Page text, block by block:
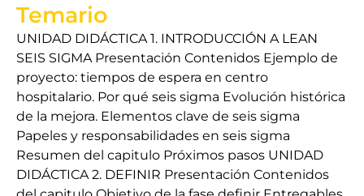
Temario
UNIDAD DIDÁCTICA 1. INTRODUCCIÓN A LEAN
SEIS SIGMA Presentación Contenidos Ejemplo de
proyecto: tiempos de espera en centro
hospitalario. Por qué seis sigma Evolución histórica
de la mejora. Elementos clave de seis sigma
Papeles y responsabilidades en seis sigma
Resumen del capitulo Próximos pasos UNIDAD
DIDÁCTICA 2. DEFINIR Presentación Contenidos